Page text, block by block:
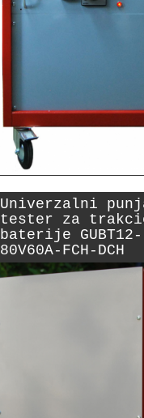
Univerzalni
tester za
baterije GUBT12-
80V60A-FCH-DCH